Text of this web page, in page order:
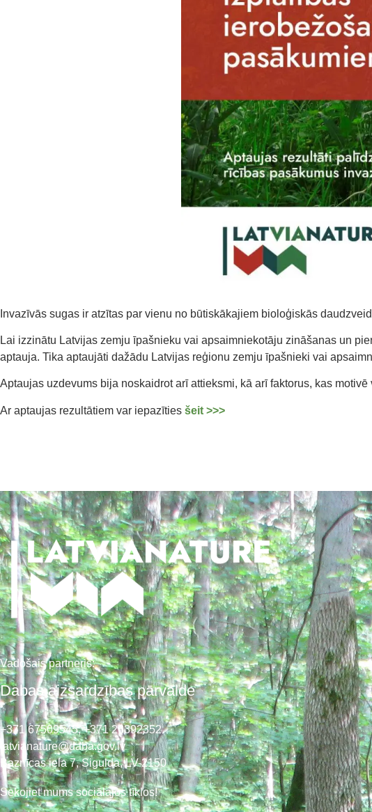
Invazīvās sugas ir atzītas par vienu no būtiskākajiem bioloģiskās
Lai izzinātu Latvijas zemju īpašnieku vai apsaimniekotāju zināšanas un
aptauja. Tika aptaujāti dažādu Latvijas reģionu zemju īpašnieki vai
Aptaujas uzdevums bija noskaidrot arī attieksmi, kā arī faktorus, kas
Ar aptaujas rezultātiem var iepazīties šeit >>>
Vadošais partneris:
Dabas aizsardzības pārvalde
+371 67509545,+371 26392352
latvianature@daba.gov.lv
Baznīcas iela 7, Sigulda, LV-2150
Sekojiet mums sociālajos tīklos!